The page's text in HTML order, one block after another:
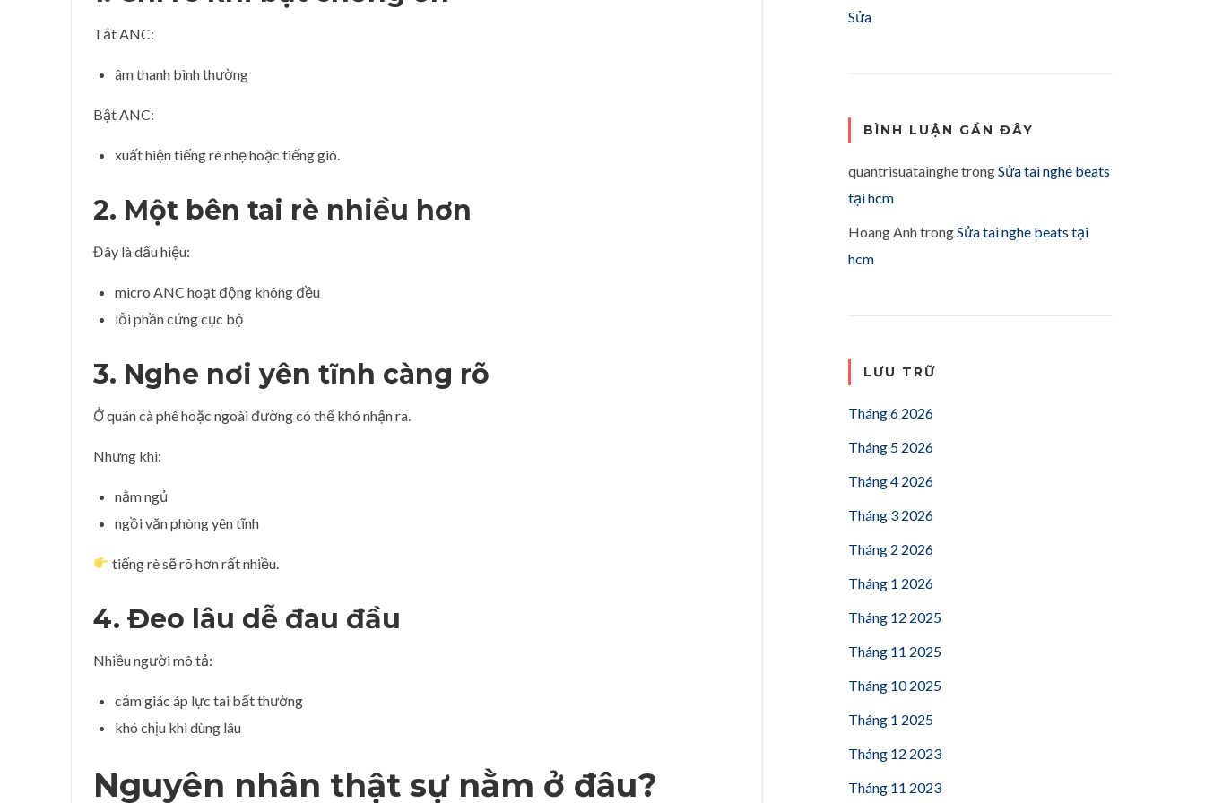
Tắt ANC:
âm thanh bình thường
Bật ANC:
xuất hiện tiếng rè nhẹ hoặc tiếng gió.
2. Một bên tai rè nhiều hơn
Đây là dấu hiệu:
micro ANC hoạt động không đều
lỗi phần cứng cục bộ
3. Nghe nơi yên tĩnh càng rõ
Ở quán cà phê hoặc ngoài đường có thể khó nhận ra.
Nhưng khi:
nằm ngủ
ngồi văn phòng yên tĩnh
tiếng rè sẽ rõ hơn rất nhiều.
4. Đeo lâu dễ đau đầu
Nhiều người mô tả:
cảm giác áp lực tai bất thường
khó chịu khi dùng lâu
Nguyên nhân thật sự nằm ở đâu?
Sửa
BÌNH LUẬN GẦN ĐÂY
quantrisuatainghetrongSửa tai nghe beats
tại hcm
Hoang AnhtrongSửa tai nghe beats tại
hcm
LƯU TRỮ
Tháng 6 2026
Tháng 5 2026
Tháng 4 2026
Tháng 3 2026
Tháng 2 2026
Tháng 1 2026
Tháng 12 2025
Tháng 11 2025
Tháng 10 2025
Tháng 1 2025
Tháng 12 2023
Tháng 11 2023